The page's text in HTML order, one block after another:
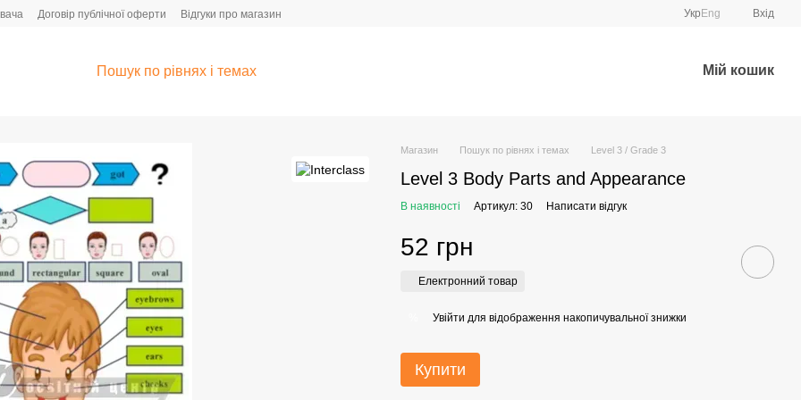
Договір публічної оферти Відгуки про магазин Укр Eng Вхід
Пошук по рівнях і темах Мій кошик
Магазин Пошук по рівнях і темах Level 3 / Grade 3
Level 3 Body Parts and Appearance
В наявності Артикул: 30 Написати відгук
52 грн
Електронний товар
Увійти для відображення накопичувальної знижки
Купити